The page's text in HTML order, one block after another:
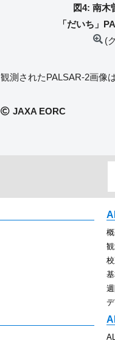
図4: 南木
「だいち」
(
観測されたPALSAR-2画像
JAXA EORC